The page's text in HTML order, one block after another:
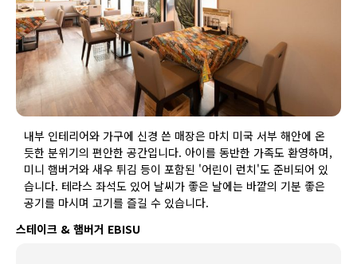
내부 인테리어와 가구에 신경 쓴 매장은 마치 미국 서부 해안에 온
듯한 분위기의 편안한 공간입니다. 아이를 동반한 가족도 환영하며,
미니 햄버거와 새우 튀김 등이 포함된 '어린이 런치'도 준비되어 있
습니다. 테라스 좌석도 있어 날씨가 좋은 날에는 바깥의 기분 좋은
공기를 마시며 고기를 즐길 수 있습니다.
스테이크 & 햄버거 EBISU